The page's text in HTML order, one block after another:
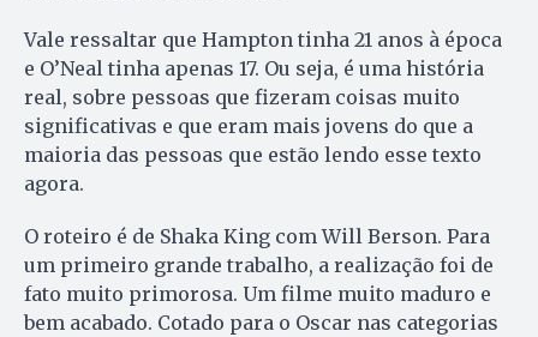
Vale ressaltar que Hampton tinha 21 anos à época
e O’Neal tinha apenas 17. Ou seja, é uma história
real, sobre pessoas que fizeram coisas muito
significativas e que eram mais jovens do que a
maioria das pessoas que estão lendo esse texto
agora.
O roteiro é de Shaka King com Will Berson. Para
um primeiro grande trabalho, a realização foi de
fato muito primorosa. Um filme muito maduro e
bem acabado. Cotado para o Oscar nas categorias